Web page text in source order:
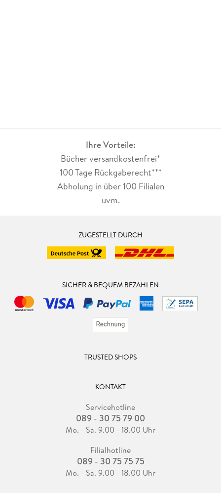
Ihre Vorteile:
Bücher versandkostenfrei*
100 Tage Rückgaberecht***
Abholung in über 100 Filialen
uvm.
ZUGESTELLT DURCH
SICHER & BEQUEM BEZAHLEN
TRUSTED SHOPS
KONTAKT
Servicehotline
089 - 30 75 79 00
Mo. - Sa. 9.00 - 18.00 Uhr
Filialhotline
089 - 30 75 75 75
Mo. - Sa. 9.00 - 18.00 Uhr